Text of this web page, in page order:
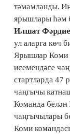
тәмамланды.
ярышлары һәм
Илшат
ул аларга көч
Ярышлар Коми
исемендәге
стартларда 47
чаңгычы
Команда белән
чаңгычылары
Коми